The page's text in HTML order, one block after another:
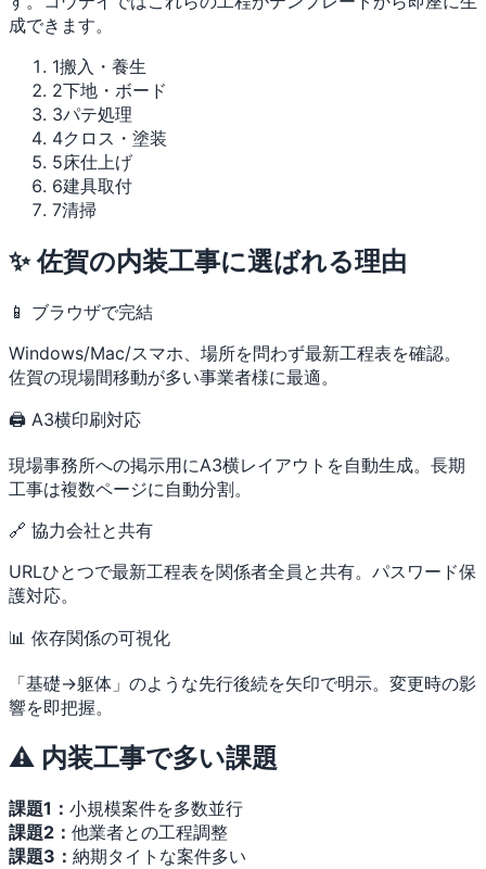
成できます。
1搬入・養生
2下地・ボード
3パテ処理
4クロス・塗装
5床仕上げ
6建具取付
7清掃
✨ 佐賀の内装工事に選ばれる理由
📱 ブラウザで完結
Windows/Mac/スマホ、場所を問わず最新工程表を確認。
佐賀の現場間移動が多い事業者様に最適。
🖨 A3横印刷対応
現場事務所への掲示用にA3横レイアウトを自動生成。長期
工事は複数ページに自動分割。
🔗 協力会社と共有
URLひとつで最新工程表を関係者全員と共有。パスワード保
護対応。
📊 依存関係の可視化
「基礎→躯体」のような先行後続を矢印で明示。変更時の影
響を即把握。
⚠️ 内装工事で多い課題
課題1： 小規模案件を多数並行
課題2： 他業者との工程調整
課題3： 納期タイトな案件多い